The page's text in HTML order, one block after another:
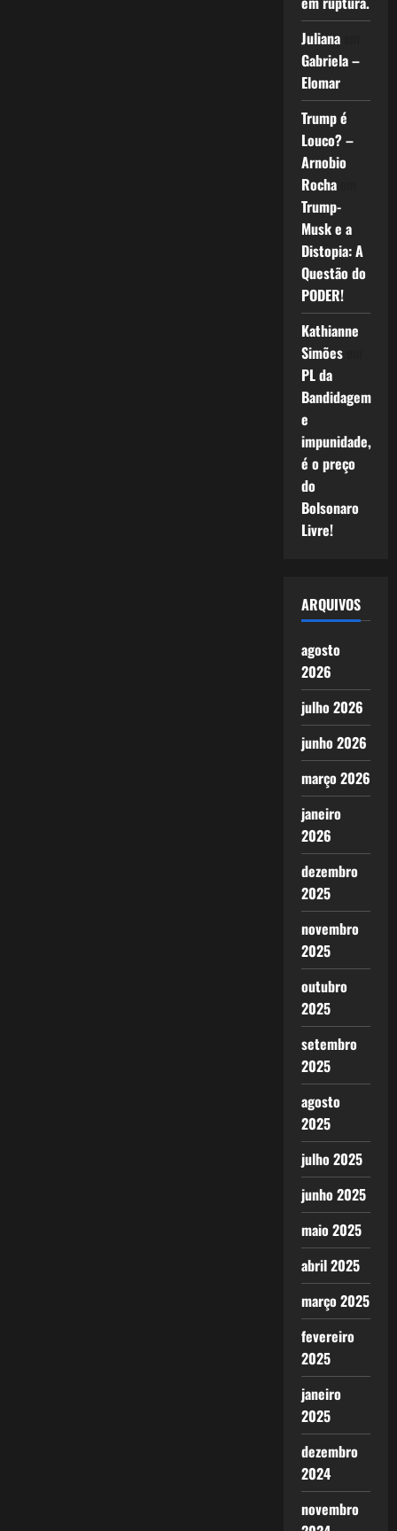
Julianaem
Gabriela –
Elomar
Trump é
Louco? –
Arnobio
Rochaem
Trump-
Musk e a
Distopia: A
Questão do
PODER!
Kathianne
Simõesem
PL da
Bandidagem
e
impunidade,
é o preço
do
Bolsonaro
Livre!
ARQUIVOS
agosto
2026
julho 2026
junho 2026
março 2026
janeiro
2026
dezembro
2025
novembro
2025
outubro
2025
setembro
2025
agosto
2025
julho 2025
junho 2025
maio 2025
abril 2025
março 2025
fevereiro
2025
janeiro
2025
dezembro
2024
novembro